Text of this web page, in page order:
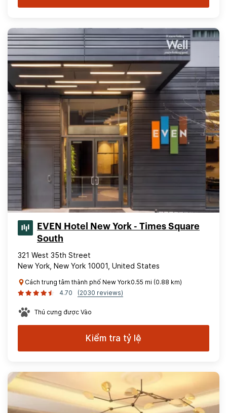
EVEN Hotel New York - Times Square
South
321 West 35th Street
New York, New York 10001, United States
Cách trung tâm thành phố New York0.55 mi (0.88 km)
4.70
(2030 reviews)
Thú cưng được Vào
Kiểm tra tỷ lệ